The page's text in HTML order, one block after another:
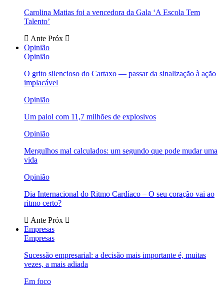
Carolina Matias foi a vencedora da Gala ‘A Escola Tem
Talento’
Ante Próx
Opinião
Opinião
O grito silencioso do Cartaxo — passar da sinalização à ação
implacável
Opinião
Um paiol com 11,7 milhões de explosivos
Opinião
Mergulhos mal calculados: um segundo que pode mudar uma
vida
Opinião
Dia Internacional do Ritmo Cardíaco – O seu coração vai ao
ritmo certo?
Ante Próx
Empresas
Empresas
Sucessão empresarial: a decisão mais importante é, muitas
vezes, a mais adiada
Em foco